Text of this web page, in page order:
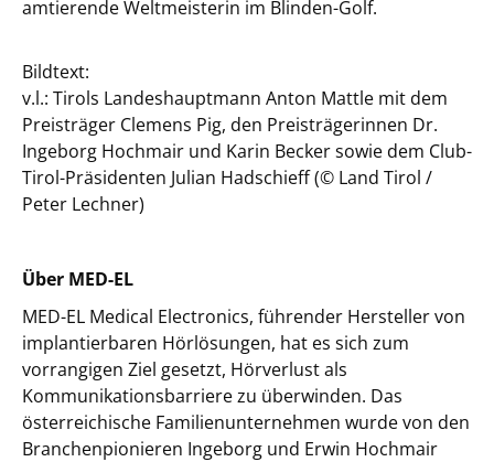
amtierende Weltmeisterin im Blinden-Golf.
Bildtext:
v.l.: Tirols Landeshauptmann Anton Mattle mit dem
Preisträger Clemens Pig, den Preisträgerinnen Dr.
Ingeborg Hochmair und Karin Becker sowie dem Club-
Tirol-Präsidenten Julian Hadschieff (© Land Tirol /
Peter Lechner)
Über MED-EL
MED-EL Medical Electronics, führender Hersteller von
implantierbaren Hörlösungen, hat es sich zum
vorrangigen Ziel gesetzt, Hörverlust als
Kommunikationsbarriere zu überwinden. Das
österreichische Familienunternehmen wurde von den
Branchenpionieren Ingeborg und Erwin Hochmair